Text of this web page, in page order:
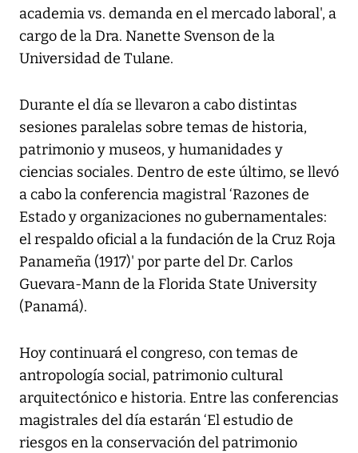
academia vs. demanda en el mercado laboral', a
cargo de la Dra. Nanette Svenson de la
Universidad de Tulane.
Durante el día se llevaron a cabo distintas
sesiones paralelas sobre temas de historia,
patrimonio y museos, y humanidades y
ciencias sociales. Dentro de este último, se llevó
a cabo la conferencia magistral ‘Razones de
Estado y organizaciones no gubernamentales:
el respaldo oficial a la fundación de la Cruz Roja
Panameña (1917)' por parte del Dr. Carlos
Guevara-Mann de la Florida State University
(Panamá).
Hoy continuará el congreso, con temas de
antropología social, patrimonio cultural
arquitectónico e historia. Entre las conferencias
magistrales del día estarán ‘El estudio de
riesgos en la conservación del patrimonio